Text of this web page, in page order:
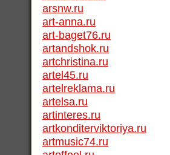
arsnw.ru
art-anna.ru
art-baget76.ru
artandshok.ru
artchristina.ru
artel45.ru
artelreklama.ru
artelsa.ru
artinteres.ru
artkonditerviktoriya.ru
artmusic74.ru